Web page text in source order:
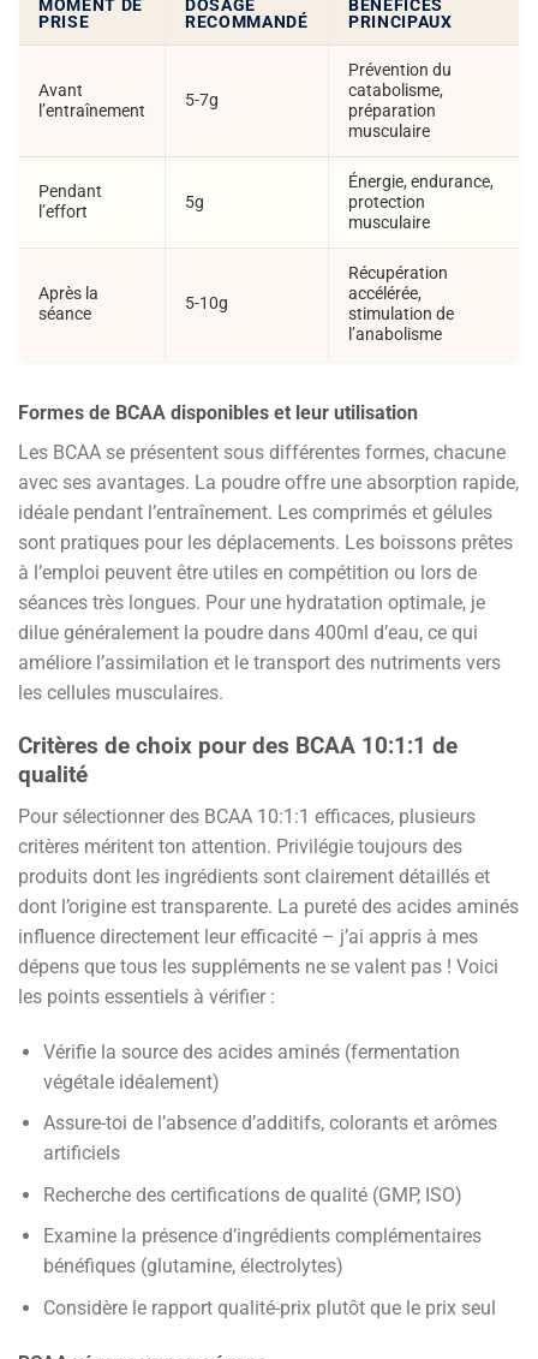
MOMENT DE
PRISE
DOSAGE
RECOMMANDÉ
BÉNÉFICES
PRINCIPAUX
Avant
l’entraînement
5-7g
Prévention du
catabolisme,
préparation
musculaire
Pendant
l’effort
5g
Énergie, endurance,
protection
musculaire
Après la
séance
5-10g
Récupération
accélérée,
stimulation de
l’anabolisme
Formes de BCAA disponibles et leur utilisation
Les BCAA se présentent sous différentes formes, chacune
avec ses avantages. La poudre offre une absorption rapide,
idéale pendant l’entraînement. Les comprimés et gélules
sont pratiques pour les déplacements. Les boissons prêtes
à l’emploi peuvent être utiles en compétition ou lors de
séances très longues. Pour une hydratation optimale, je
dilue généralement la poudre dans 400ml d’eau, ce qui
améliore l’assimilation et le transport des nutriments vers
les cellules musculaires.
Critères de choix pour des BCAA 10:1:1 de
qualité
Pour sélectionner des BCAA 10:1:1 efficaces, plusieurs
critères méritent ton attention. Privilégie toujours des
produits dont les ingrédients sont clairement détaillés et
dont l’origine est transparente. La pureté des acides aminés
influence directement leur efficacité – j’ai appris à mes
dépens que tous les suppléments ne se valent pas ! Voici
les points essentiels à vérifier :
Vérifie la source des acides aminés (fermentation
végétale idéalement)
Assure-toi de l’absence d’additifs, colorants et arômes
artificiels
Recherche des certifications de qualité (GMP, ISO)
Examine la présence d’ingrédients complémentaires
bénéfiques (glutamine, électrolytes)
Considère le rapport qualité-prix plutôt que le prix seul